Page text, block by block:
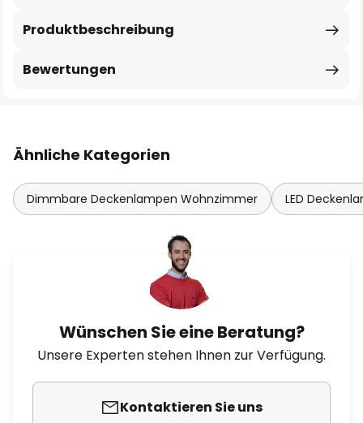
Produktbeschreibung
Bewertungen
Ähnliche Kategorien
Dimmbare Deckenlampen Wohnzimmer LED
Wünschen Sie eine Beratung?
Unsere Experten stehen Ihnen zur Verfügung.
Kontaktieren Sie uns